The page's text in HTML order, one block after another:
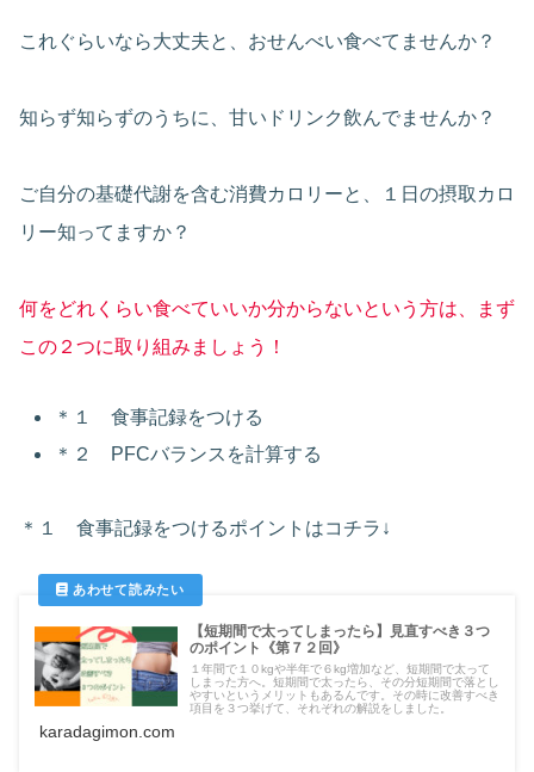
これぐらいなら大丈夫と、おせんべい食べてませんか？
知らず知らずのうちに、甘いドリンク飲んでませんか？
ご自分の基礎代謝を含む消費カロリーと、１日の摂取カロ
リー知ってますか？
何をどれくらい食べていいか分からないという方は、まず
この２つに取り組みましょう！
＊１ 食事記録をつける
＊２ PFCバランスを計算する
＊１ 食事記録をつけるポイントはコチラ↓
【短期間で太ってしまったら】見直すべき３つ
のポイント《第７２回》
１年間で１０kgや半年で６kg増加など、短期間で太って
しまった方へ。短期間で太ったら、その分短期間で落とし
やすいというメリットもあるんです。その時に改善すべき
項目を３つ挙げて、それぞれの解説をしました。
karadagimon.com